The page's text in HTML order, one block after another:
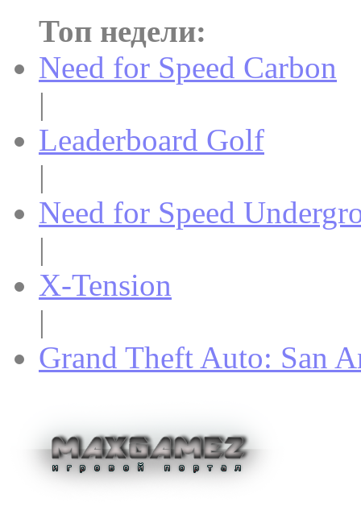
Топ недели:
Need for Speed Carbon
|
Leaderboard Golf
|
Need for Speed
|
X-Tension
|
Grand Theft Auto: San